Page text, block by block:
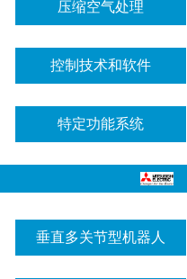
压缩空气处理
控制技术和软件
特定功能系统
垂直多关节型机器人